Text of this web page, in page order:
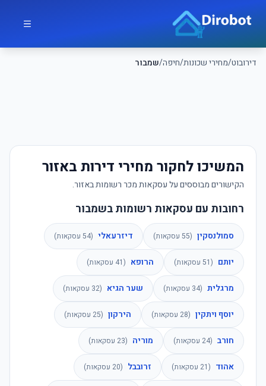
דירובוט/מחירי שכונות/חיפה/שמבור
דירובוט
המשיכו לחקור מחירי דירות באזור
הקישורים מבוססים על עסקאות מכר רשומות באזור.
רחובות עם עסקאות רשומות בשמבור
סמולנסקין (
55 עסקאות) דיזרעאלי (
54 עסקאות)
יותם (
51 עסקאות) הרופא (
41 עסקאות)
מרגלית (
34 עסקאות) שער הגיא (
32 עסקאות)
יוסף ויתקין (
28 עסקאות) הירקון (
25 עסקאות)
חורב (
24 עסקאות) מוריה (
23 עסקאות)
אהוד (
21 עסקאות) זרובבל (
20 עסקאות)